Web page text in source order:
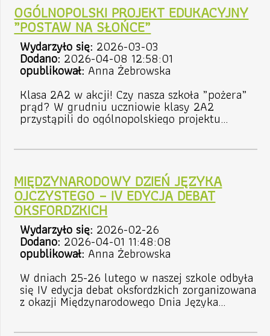
gościnnym udziałem Darka Malejonka.Tekst i
foto: misztal.eu
OGÓLNOPOLSKI PROJEKT EDUKACYJNY
„POSTAW NA SŁOŃCE”
Wydarzyło się: 2026-03-03
Dodano: 2026-04-08 12:58:01
opublikował: Anna Żebrowska
Klasa 2A2 w akcji! Czy nasza szkoła „pożera”
prąd? W grudniu uczniowie klasy 2A2
przystąpili do ogólnopolskiego projektu
edukacyjnego „Postaw na Słońce”. Opiekunem
Ewartowska. Uczniowie przeszli długą drogę –
do myślenia! Krok 1: Nauka i dzielenie się
wiedzą Najpierw sami zgłębiali tajniki
odnawialnych źródeł energii (OZE), a pó�...
MIĘDZYNARODOWY DZIEŃ JĘZYKA
OJCZYSTEGO – IV EDYCJA DEBAT
OKSFORDZKICH
Wydarzyło się: 2026-02-26
Dodano: 2026-04-01 11:48:08
opublikował: Anna Żebrowska
W dniach 25-26 lutego w naszej szkole odbyła
się IV edycja debat oksfordzkich zorganizowana
z okazji Międzynarodowego Dnia Języka
Ojczystego. Wydarzenie to było okazją do